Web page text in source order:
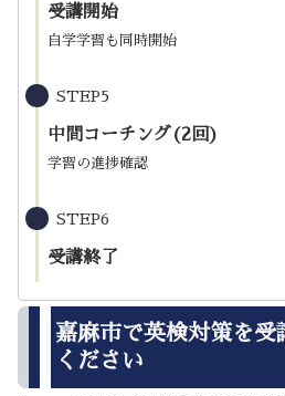
受講開始
自学学習も同時開始
STEP5
中間コーチング(2回)
学習の進捗確認
STEP6
受講終了
嘉麻市で英検対策を受
ください